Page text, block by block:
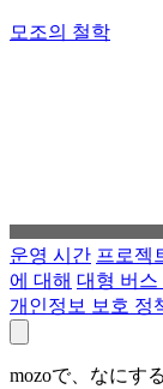
모조의 철학
운영 시간 프로젝
에 대해 대형 버스
개인정보 보호 정
mozoで、なにす